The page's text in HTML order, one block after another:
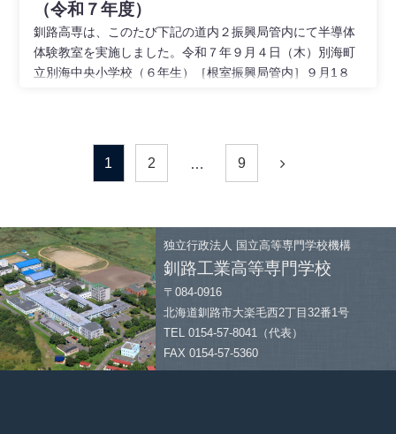
（令和７年度）
釧路高専は、このたび下記の道内２振興局管内にて半導体
体験教室を実施しました。令和７年９月４日（木）別海町
立別海中央小学校（６年生）［根室振興局管内］９月1８
1 2 … 9
独立行政法人 国立高等専門学校機構
釧路工業高等専門学校
〒084-0916
北海道釧路市大楽毛西2丁目32番1号
TEL 0154-57-8041（代表）
FAX 0154-57-5360